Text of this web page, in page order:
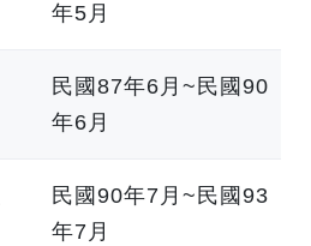
年5月
民國87年6月~民國90
年6月
民國90年7月~民國93
年7月